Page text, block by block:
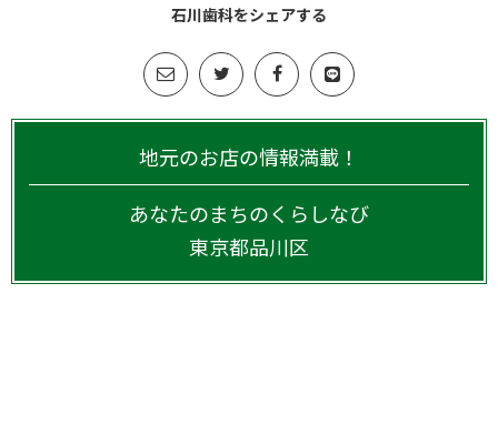
石川歯科をシェアする
地元のお店の情報満載！
あなたのまちのくらしなび
東京都品川区